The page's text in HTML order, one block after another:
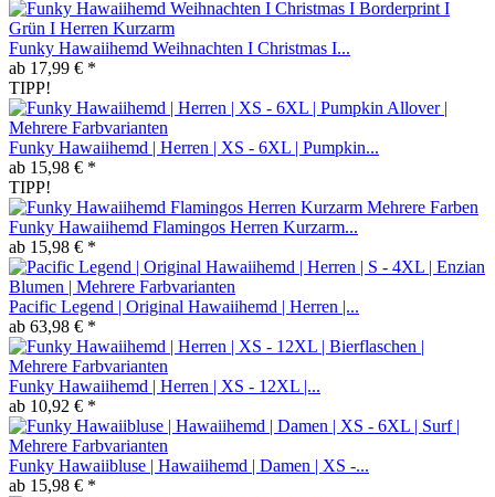
Funky Hawaiihemd Weihnachten I Christmas I...
ab 17,99 € *
TIPP!
Funky Hawaiihemd | Herren | XS - 6XL | Pumpkin...
ab 15,98 € *
TIPP!
Funky Hawaiihemd Flamingos Herren Kurzarm...
ab 15,98 € *
Pacific Legend | Original Hawaiihemd | Herren |...
ab 63,98 € *
Funky Hawaiihemd | Herren | XS - 12XL |...
ab 10,92 € *
Funky Hawaiibluse | Hawaiihemd | Damen | XS -...
ab 15,98 € *